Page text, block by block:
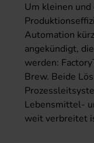
Um kleinen
Automation
angekündigt,
werden:
Brew. Beide
Lebensmittel-
weit verbreitet